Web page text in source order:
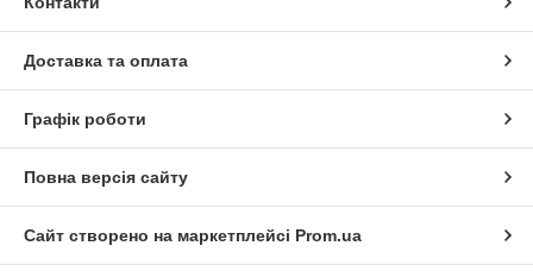
Доставка та оплата
Графік роботи
Повна версія сайту
Сайт створено на маркетплейсі Prom.ua